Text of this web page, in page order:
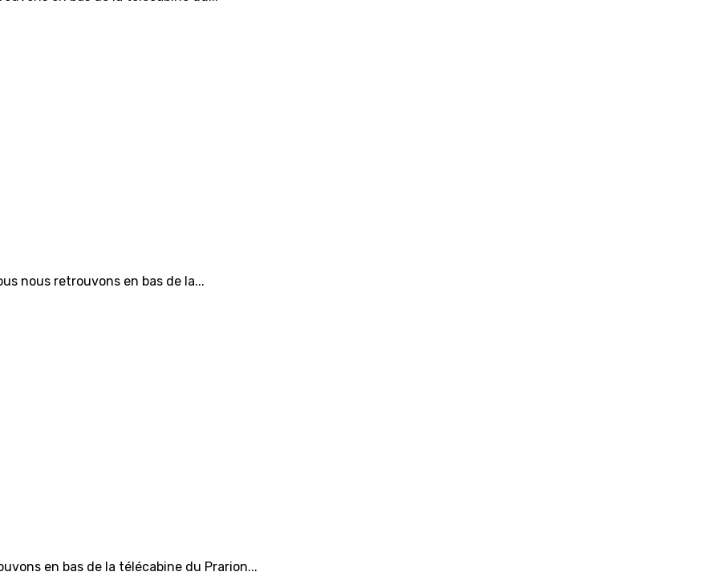
nous retrouvons en bas de la...
en bas de la télécabine du Prarion...